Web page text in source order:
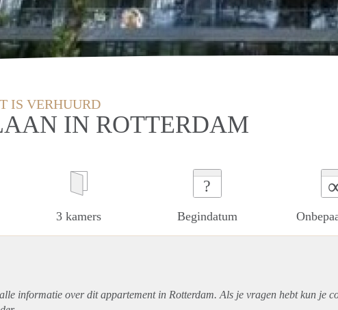
IS VERHUURD
IN ROTTERDAM
3 kamers
?
Begindatum
informatie over ditappartementin Rotterdam. Als je vragen hebt kun je